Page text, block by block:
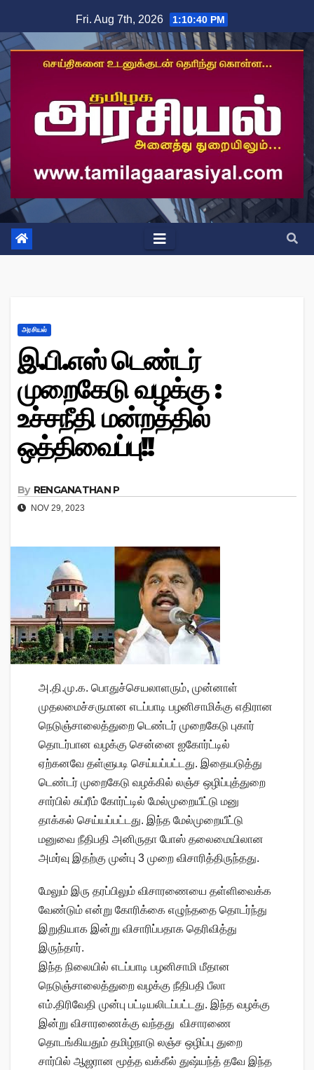
to
content
Fri. Aug 7th, 2026 1:10:41 PM
அரசியல்
இ.பி.எஸ் டெண்டர்
முறைகேடு வழக்கு :
உச்சநீதி மன்றத்தில்
ஒத்திவைப்பு!!
By RENGANATHAN P
NOV 29, 2023
அ.தி.மு.க. பொதுச்செயலாளரும், முன்னாள்
முதலமைச்சருமான எடப்பாடி பழனிசாமிக்கு எதிரான
நெடுஞ்சாலைத்துறை டெண்டர் முறைகேடு புகார்
தொடர்பான வழக்கு சென்னை ஐகோர்ட்டில்
ஏற்கனவே தள்ளுபடி செய்யப்பட்டது. இதையடுத்து
டெண்டர் முறைகேடு வழக்கில் லஞ்ச ஒழிப்புத்துறை
சார்பில் சுப்ரீம் கோர்ட்டில் மேல்முறையீட்டு மனு
தாக்கல் செய்யப்பட்டது. இந்த மேல்முறையீட்டு
மனுவை நீதிபதி அனிருதா போஸ் தலைமையிலான
அமர்வு இதற்கு முன்பு 3 முறை விசாரித்திருந்தது.
மேலும் இரு தரப்பிலும் விசாரணையை தள்ளிவைக்க
வேண்டும் என்று கோரிக்கை எழுந்ததை தொடர்ந்து
இறுதியாக இன்று விசாரிப்பதாக தெரிவித்து
இருந்தார்.
இந்த நிலையில் எடப்பாடி பழனிசாமி மீதான
நெடுஞ்சாலைத்துறை வழக்கு நீதிபதி பீலா
எம்.திரிவேதி முன்பு பட்டியலிடப்பட்டது. இந்த வழக்கு
இன்று விசாரணைக்கு வந்தது விசாரணை
தொடங்கியதும் தமிழ்நாடு லஞ்ச ஒழிப்பு துறை
சார்பில் ஆஜரான மூத்த வக்கீல் துஷ்யந்த் தவே இந்த